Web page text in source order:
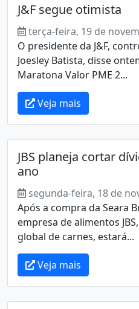
J&F segue otimista
terça-feira, 19 de
O presidente da J&F,
Joesley Batista, disse
Maratona Valor PME 2...
Veja mais
JBS planeja cortar
ano
segunda-feira, 18 de
Após a compra da Seara
empresa de alimentos
global de carnes, estará...
Veja mais